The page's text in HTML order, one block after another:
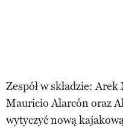
Zespół w składzie:
Mauricio Alarcón oraz
wytyczyć nową